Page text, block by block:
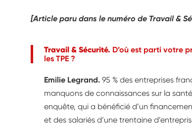
[Article paru dans le numéro de Travail &
Travail & Sécurité. D’où est parti votre
les TPE ?
Emilie Legrand. 95 % des entreprises
manquons de connaissances sur la
enquête, qui a bénéficié d’un
et des salariés d’une trentaine